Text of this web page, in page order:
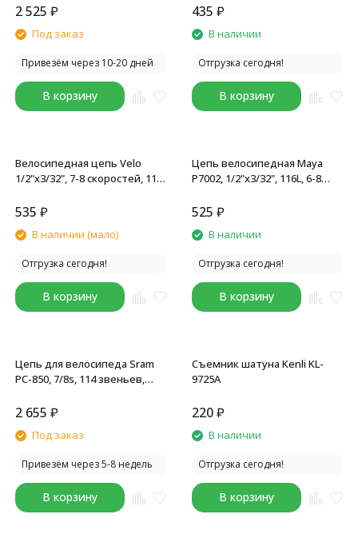
B146070
2 525 ₽
Под заказ
Привезём через 10-20 дней
В корзину
435 ₽
В наличии
Отгрузка сегодня!
В корзину
Велосипедная цепь Velo
1/2"x3/32", 7-8 скоростей, 116
535 ₽
В наличии (мало)
Отгрузка сегодня!
В корзину
Цепь велосипедная Maya
Р7002, 1/2"x3/32", 116L, 6-8
уп.
525 ₽
В наличии
Отгрузка сегодня!
В корзину
Цепь для велосипеда Sram
PC-850, 7/8s, 114 звеньев,
2 655 ₽
Под заказ
Привезём через 5-8 недель
В корзину
Съемник шатуна Kenli KL-
9725A
220₽
В наличии
Отгрузка сегодня!
В корзину